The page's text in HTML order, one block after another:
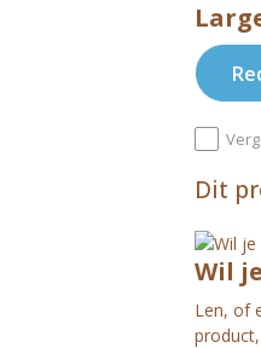
Dit
Wil
Len, of